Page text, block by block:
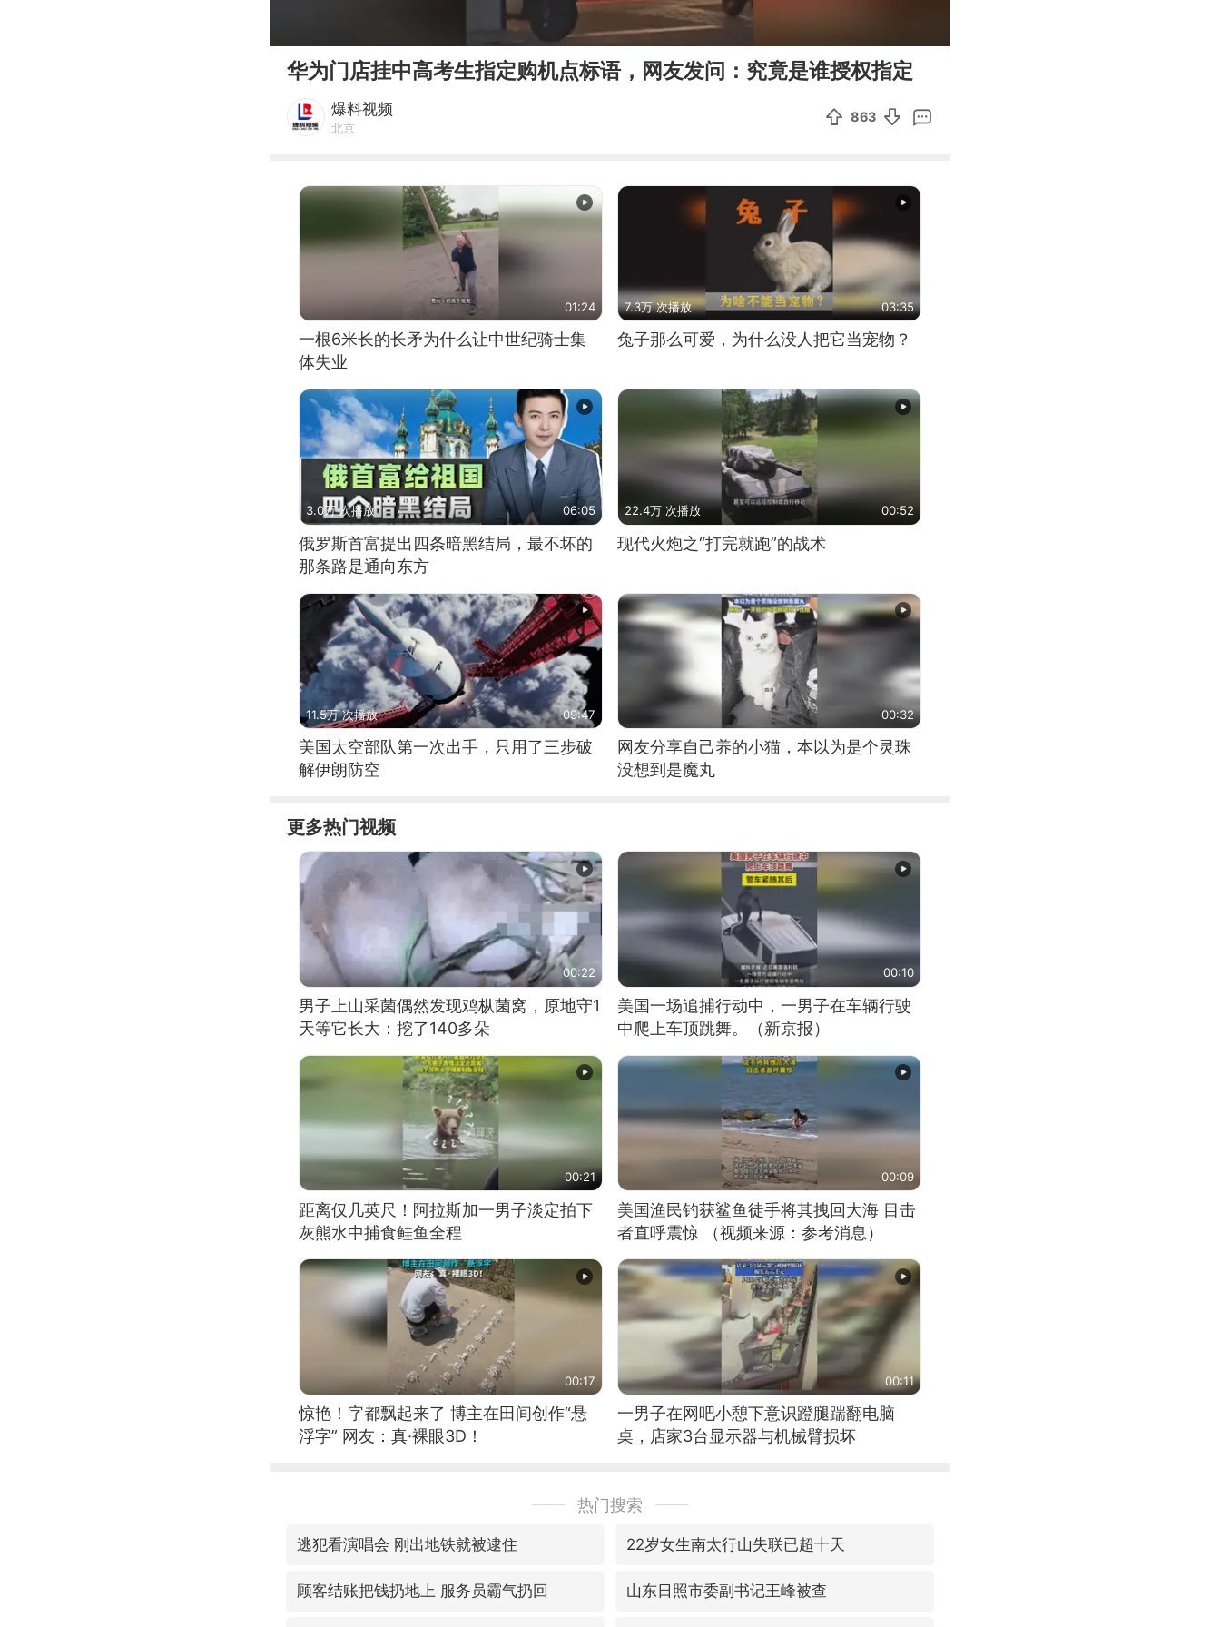
华为门店挂中高考生指定购机点标语，网友发问：究竟是谁授权指定
爆料视频
北京
863
01:24
一根6米长的长矛为什么让中世纪骑士集
体失业
7.3万 次播放 03:35
兔子那么可爱，为什么没人把它当宠物？
3.0万 次播放 06:05
俄罗斯首富提出四条暗黑结局，最不坏的
那条路是通向东方
22.4万 次播放 00:52
现代火炮之“打完就跑”的战术
11.5万 次播放 09:47
美国太空部队第一次出手，只用了三步破
解伊朗防空
00:32
网友分享自己养的小猫，本以为是个灵珠
没想到是魔丸
更多热门视频
00:22
男子上山采菌偶然发现鸡枞菌窝，原地守1
天等它长大：挖了140多朵
00:10
美国一场追捕行动中，一男子在车辆行驶
中爬上车顶跳舞。（新京报）
00:21
距离仅几英尺！阿拉斯加一男子淡定拍下
灰熊水中捕食鲑鱼全程
00:09
美国渔民钓获鲨鱼徒手将其拽回大海 目击
者直呼震惊 （视频来源：参考消息）
00:17
惊艳！字都飘起来了 博主在田间创作“悬
浮字” 网友：真·裸眼3D！
00:11
一男子在网吧小憩下意识蹬腿踹翻电脑
桌，店家3台显示器与机械臂损坏
热门搜索
逃犯看演唱会 刚出地铁就被逮住 22岁女生南太行山失联已超十天
顾客结账把钱扔地上 服务员霸气扔回 山东日照市委副书记王峰被查